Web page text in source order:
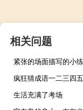
相关问题
紧张的场面描写的小
生活充满了考场